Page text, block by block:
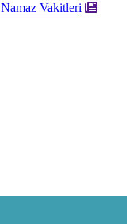
Namaz Vakitleri